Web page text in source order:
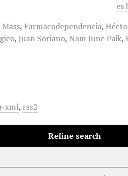
es
, Farmacodependencia,
, Juan Soriano, Nam June Paik,
xml, rss2
Refine search